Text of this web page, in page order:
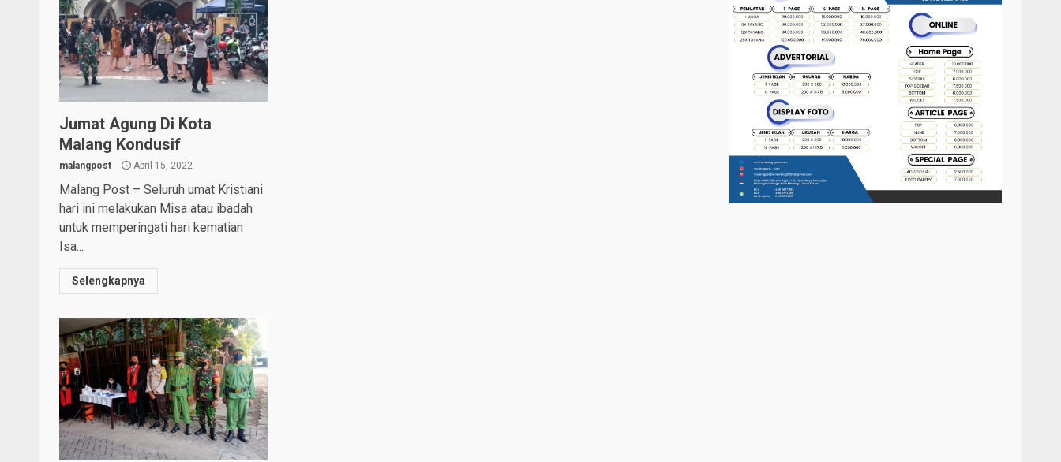
Jumat Agung Di Kota
Malang Kondusif
malangpost April 15, 2022
Malang Post – Seluruh umat Kristiani
hari ini melakukan Misa atau ibadah
untuk memperingati hari kematian
Isa...
Selengkapnya